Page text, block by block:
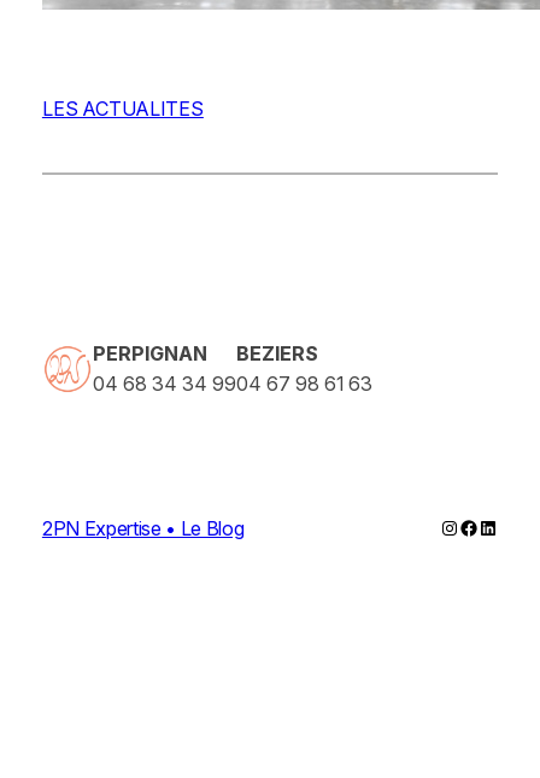
LES ACTUALITES
PERPIGNAN
04 68 34 34 99
BEZIERS
04 67 98 61 63
2PN Expertise • Le Blog Instagram